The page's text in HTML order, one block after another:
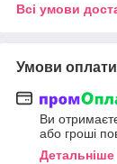
Всі умови
Умови оплати
Ви
або гроші
Детальніше